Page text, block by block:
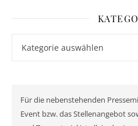
Für die nebenstehenden
Event bzw. das Stellenangebot